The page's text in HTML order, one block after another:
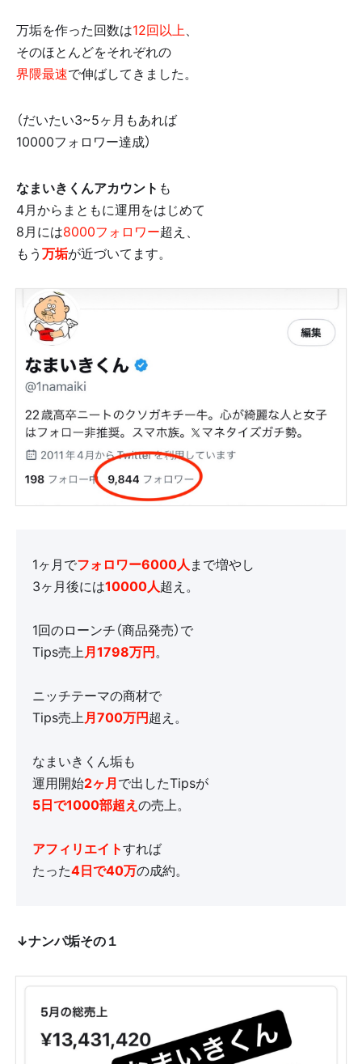
万垢を作った回数は12回以上
そのほとんどをそれぞれの
界隈最速で伸ばしてきました。
（だいたい3~5ヶ月もあれば
10000フォロワー達成）
なまいきくんアカウント も
4月からまともに運用をはじめて
8月には8000フォロワー超え、
もう 万垢が近づいてます。
1ヶ月でフォロワー6000人 まで増やし
3ヶ月後には10000人超え。
1回のローンチ（商品発売）で
Tips売上 月1798万円。
ニッチテーマの商材で
Tips売上 月700万円超え。
なまいきくん垢も
運用開始2ヶ月で出したTipsが
5日で1000部超え の売上。
アフィリエイトすれば
たった4日で40万の成約。
↓ナンパ垢その１